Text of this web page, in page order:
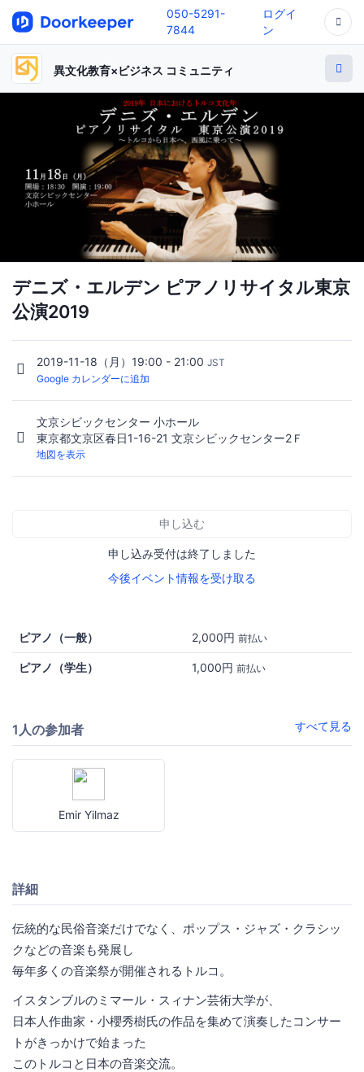
050-5291-
7844
ログイ
ン
異文化教育×ビジネス コミュニティ
デニズ・エルデン ピアノリサイタル東京
公演2019
2019-11-18（月）19:00 - 21:00 JST
Google カレンダーに追加
文京シビックセンター 小ホール
東京都文京区春日1-16-21 文京シビックセンター2Ｆ
地図を表示
申し込む
申し込み受付は終了しました
今後イベント情報を受け取る
ピアノ（一般） 2,000円 前払い
ピアノ（学生） 1,000円 前払い
1人の参加者 すべて見る
Emir Yilmaz
詳細
伝統的な民俗音楽だけでなく、ポップス・ジャズ・クラシッ
クなどの音楽も発展し
毎年多くの音楽祭が開催されるトルコ。
イスタンブルのミマール・スィナン芸術大学が、
日本人作曲家・小櫻秀樹氏の作品を集めて演奏したコンサー
トがきっかけで始まった
このトルコと日本の音楽交流。